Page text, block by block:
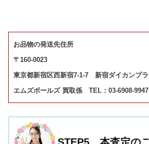
お品物の発送先住所
〒160-0023
東京都新宿区西新宿7-1-7 新宿ダイカンプ
エムズボールズ 買取係 TEL：03-6908-9947
STEP5 本査定の